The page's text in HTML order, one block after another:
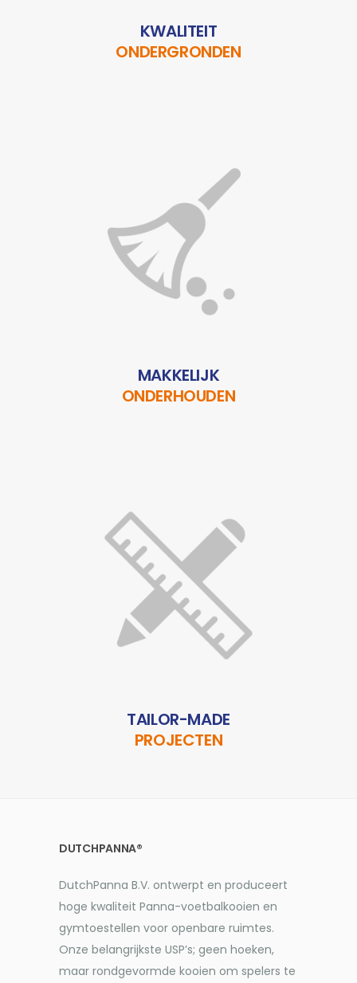
KWALITEIT
ONDERGRONDEN
MAKKELIJK
ONDERHOUDEN
TAILOR-MADE
PROJECTEN
DUTCHPANNA®
DutchPanna B.V. ontwerpt en produceert
hoge kwaliteit Panna-voetbalkooien en
gymtoestellen voor openbare ruimtes.
Onze belangrijkste USP’s; geen hoeken,
maar rondgevormde kooien om spelers te